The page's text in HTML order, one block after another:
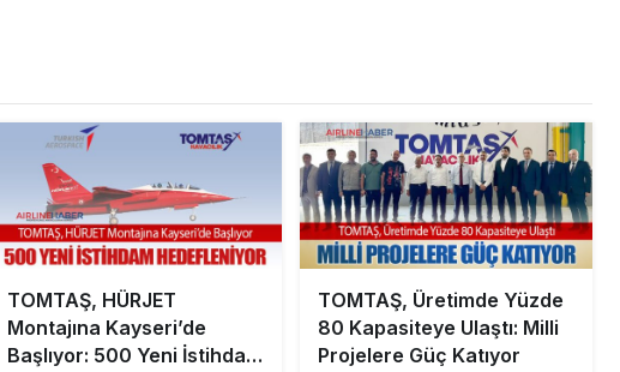
TOMTAŞ, HÜRJET
Montajına Kayseri’de
Başlıyor: 500 Yeni İstihdam
TOMTAŞ, Üretimde Yüzde
80 Kapasiteye Ulaştı: Milli
Projelere Güç Katıyor